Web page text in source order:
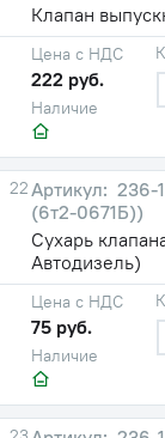
Клапан
Наличие
Цена с НДС
222 руб.
22
236-
(6т2-0671Б))
Сухарь
Автодизель)
Наличие
Цена с НДС
75 руб.